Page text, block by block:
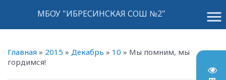
menu
МБОУ "ИБРЕСИНСКАЯ СОШ №2"
Главная » 2015 » Декабрь » 10 » Мы помним, мы
гордимся!